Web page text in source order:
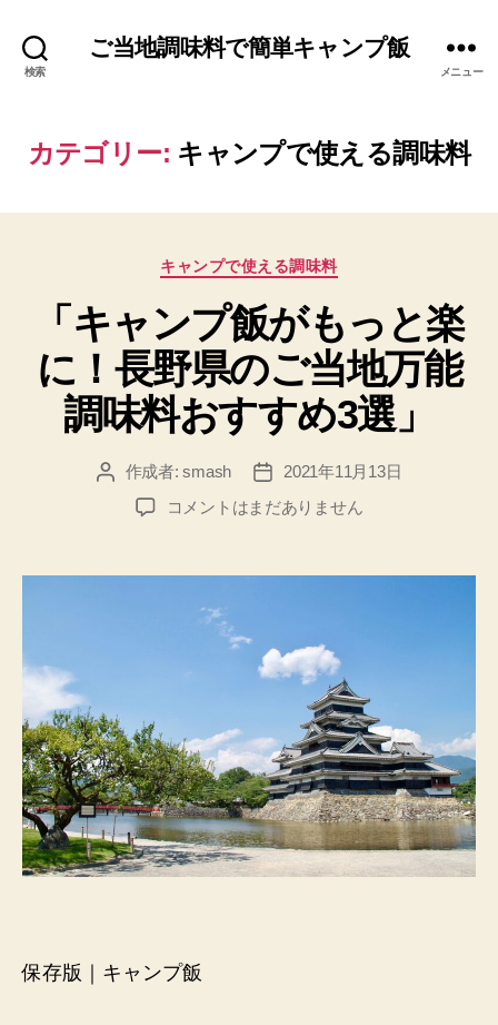
検索
ご当地調味料で簡単キャンプ飯
メニュー
カテゴリー: キャンプで使える調味料
カ
ゴ
リ
ー
キャンプで使える調味料
「キャンプ飯がもっと楽
に！長野県のご当地万能
調味料おすすめ3選」
投 作成者:smash
投
稿
日
2021年11月13日
「キ
プ
に！
長
野
県
の
ご
能
コメントはまだありません
保存版｜キャンプ飯